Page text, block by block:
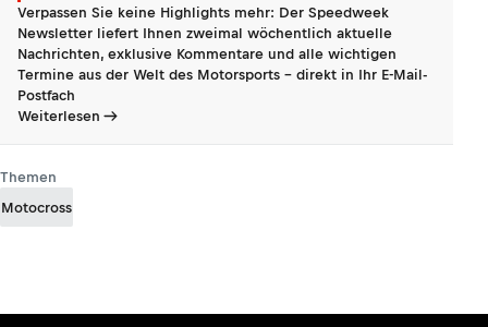
Verpassen Sie keine Highlights mehr: Der Speedweek
Newsletter liefert Ihnen zweimal wöchentlich aktuelle
Nachrichten, exklusive Kommentare und alle wichtigen
Termine aus der Welt des Motorsports - direkt in Ihr E-Mail-
Postfach
Weiterlesen
Themen
Motocross